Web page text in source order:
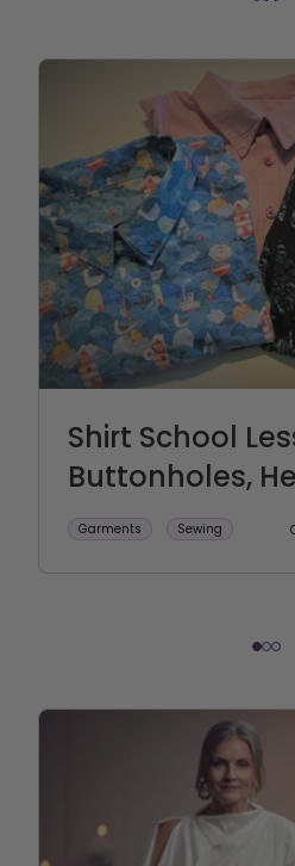
Shirt School
Buttonholes,
Garments Sewing